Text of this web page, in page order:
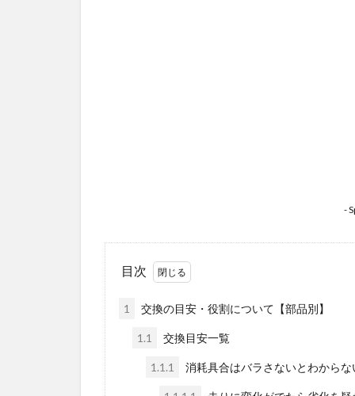
-
目次
1 交換の目安・役割について【部品別】
1.1 交換目安一覧
1.1.1 消耗具合はバラさないとわからな